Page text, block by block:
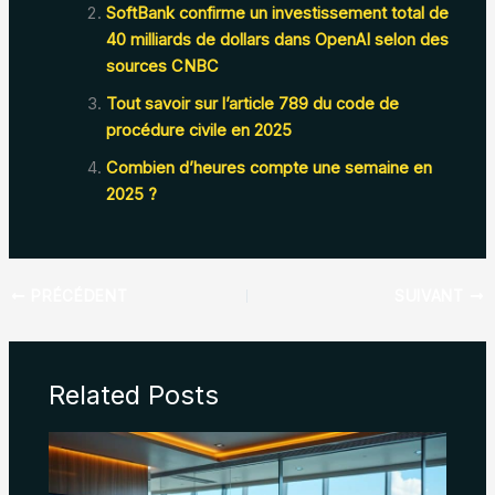
SoftBank confirme un investissement total de
40 milliards de dollars dans OpenAI selon des
sources CNBC
Tout savoir sur l’article 789 du code de
procédure civile en 2025
Combien d’heures compte une semaine en
2025 ?
Related Posts